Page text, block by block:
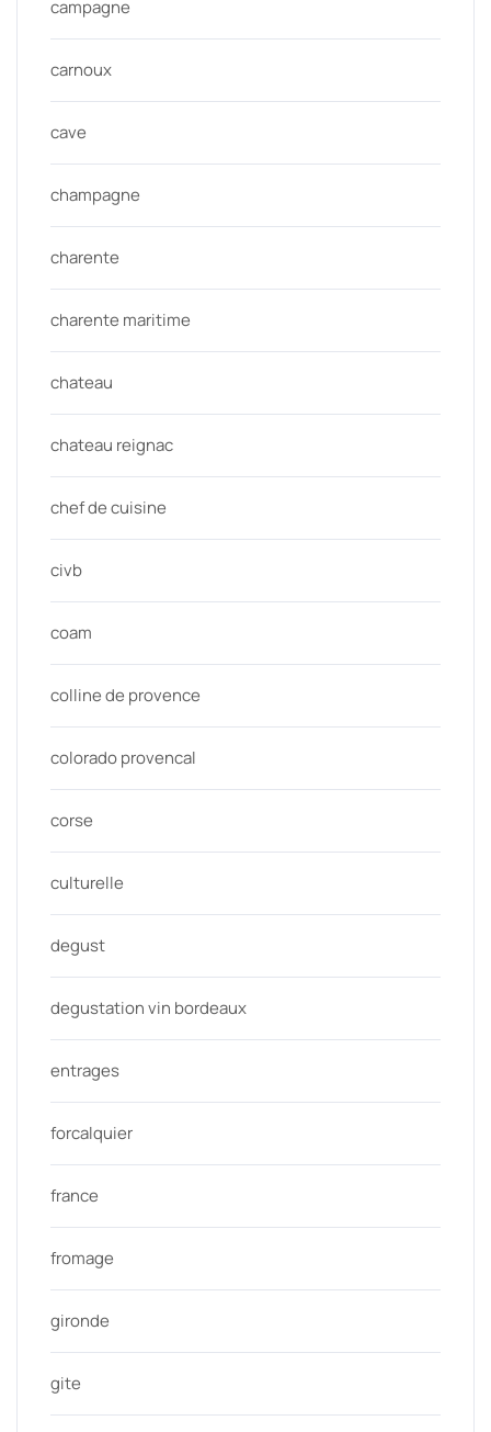
campagne
carnoux
cave
champagne
charente
charente maritime
chateau
chateau reignac
chef de cuisine
civb
coam
colline de provence
colorado provencal
corse
culturelle
degust
degustation vin bordeaux
entrages
forcalquier
france
fromage
gironde
gite